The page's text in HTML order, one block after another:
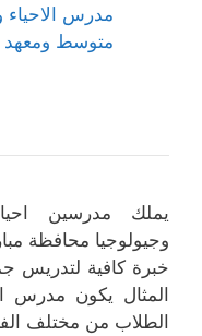
مدرس الاحياء
متوسط ومعهد
يملك مدرسين
وجيولوجيا محافظة
خبرة كافية لتدريس
المثال يكون مدرس
الطلاب من مختلف